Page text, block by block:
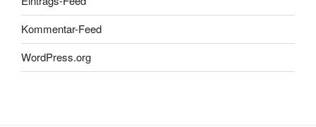
Kommentar-Feed
WordPress.org